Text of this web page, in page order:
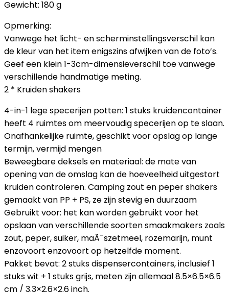
Gewicht: 180 g
Opmerking:
Vanwege het licht- en scherminstellingsverschil kan
de kleur van het item enigszins afwijken van de foto’s.
Geef een klein 1-3cm-dimensieverschil toe vanwege
verschillende handmatige meting.
2 * Kruiden shakers
4-in-1 lege specerijen potten: 1 stuks kruidencontainer
heeft 4 ruimtes om meervoudig specerijen op te slaan.
Onafhankelijke ruimte, geschikt voor opslag op lange
termijn, vermijd mengen
Beweegbare deksels en materiaal: de mate van
opening van de omslag kan de hoeveelheid uitgestort
kruiden controleren. Camping zout en peper shakers
gemaakt van PP + PS, ze zijn stevig en duurzaam
Gebruikt voor: het kan worden gebruikt voor het
opslaan van verschillende soorten smaakmakers zoals
zout, peper, suiker, maÃ¯szetmeel, rozemarijn, munt
enzovoort enzovoort op hetzelfde moment.
Pakket bevat: 2 stuks dispensercontainers, inclusief 1
stuks wit + 1 stuks grijs, meten zijn allemaal 8.5×6.5×6.5
cm / 3.3×2.6×2.6 inch.